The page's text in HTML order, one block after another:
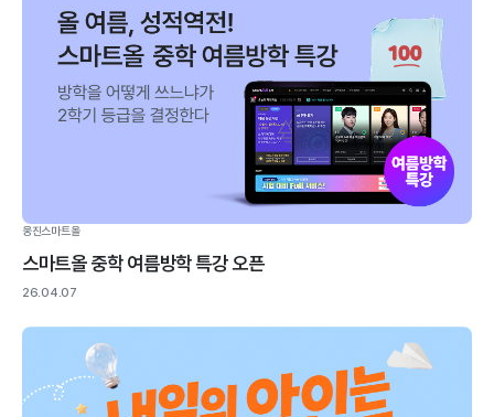
웅진스마트올
스마트올 중학 여름방학 특강 오픈
26.04.07